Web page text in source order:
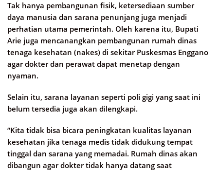
Tak hanya pembangunan fisik, ketersediaan sumber
daya manusia dan sarana penunjang juga menjadi
perhatian utama pemerintah. Oleh karena itu, Bupati
Arie juga mencanangkan pembangunan rumah dinas
tenaga kesehatan (nakes) di sekitar Puskesmas Enggano
agar dokter dan perawat dapat menetap dengan
nyaman.
Selain itu, sarana layanan seperti poli gigi yang saat ini
belum tersedia juga akan dilengkapi.
“Kita tidak bisa bicara peningkatan kualitas layanan
kesehatan jika tenaga medis tidak didukung tempat
tinggal dan sarana yang memadai. Rumah dinas akan
dibangun agar dokter tidak hanya datang saat